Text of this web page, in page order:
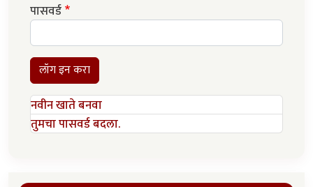
पासवर्ड
लॉग इन करा
नवीन खाते बनवा
तुमचा पासवर्ड बदला.